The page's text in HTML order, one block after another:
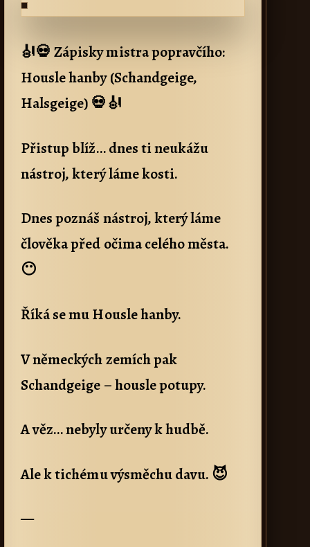
🎻💀 Zápisky mistra popravčího:
Housle hanby (Schandgeige,
Halsgeige) 💀🎻
Přistup blíž… dnes ti neukážu
nástroj, který láme kosti.
Dnes poznáš nástroj, který láme
člověka před očima celého města.
😶
Říká se mu Housle hanby.
V německých zemích pak
Schandgeige – housle potupy.
A věz… nebyly určeny k hudbě.
Ale k tichému výsměchu davu. 😈
—